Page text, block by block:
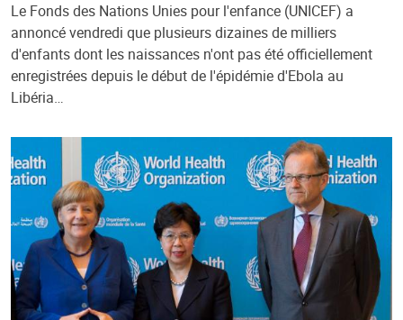
Le Fonds des Nations Unies pour l'enfance (UNICEF) a
annoncé vendredi que plusieurs dizaines de milliers
d'enfants dont les naissances n'ont pas été officiellement
enregistrées depuis le début de l'épidémie d'Ebola au
Libéria…